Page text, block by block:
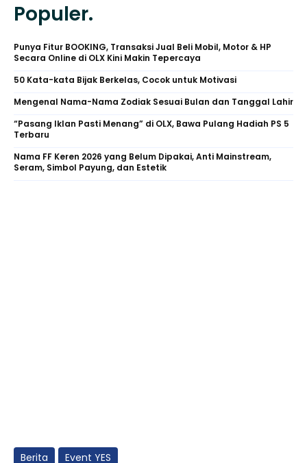
Populer.
Punya Fitur BOOKING, Transaksi Jual Beli Mobil, Motor & HP
Secara Online di OLX Kini Makin Tepercaya
50 Kata-kata Bijak Berkelas, Cocok untuk Motivasi
Mengenal Nama-Nama Zodiak Sesuai Bulan dan Tanggal Lahir
“Pasang Iklan Pasti Menang” di OLX, Bawa Pulang Hadiah PS 5
Terbaru
Nama FF Keren 2026 yang Belum Dipakai, Anti Mainstream,
Seram, Simbol Payung, dan Estetik
Berita Event YES